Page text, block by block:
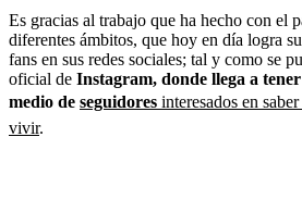
Es gracias al trabajo que ha hecho con el
diferentes ámbitos, que hoy en día logra
fans en sus redes sociales; tal y como se
oficial de Instagram, donde llega a
medio de seguidores interesados en
vivir.